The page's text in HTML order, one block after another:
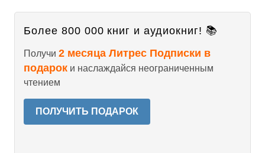
Более 800 000 книг и аудиокниг! 📚
Получи 2 месяца Литрес Подписки в
подарок и наслаждайся неограниченным
чтением
ПОЛУЧИТЬ ПОДАРОК